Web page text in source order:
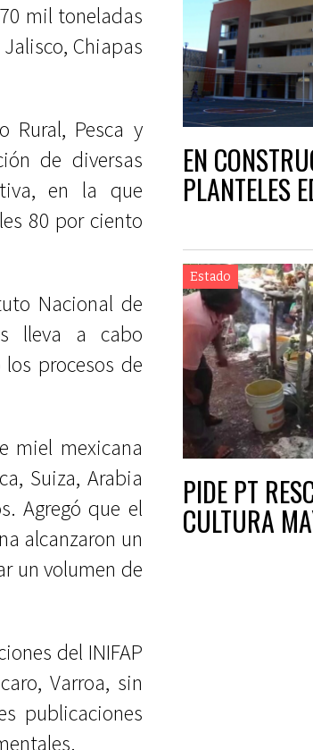
mil toneladas
Chiapas
Rural, Pesca y
de diversas
en la que
80 por ciento
Nacional de
lleva a cabo
procesos de
miel mexicana
Suiza, Arabia
Agregó que el
alcanzaron un
un volumen de
del INIFAP
Varroa, sin
publicaciones
EN
PLANTELES
Estado
PIDE PT
CULTURA